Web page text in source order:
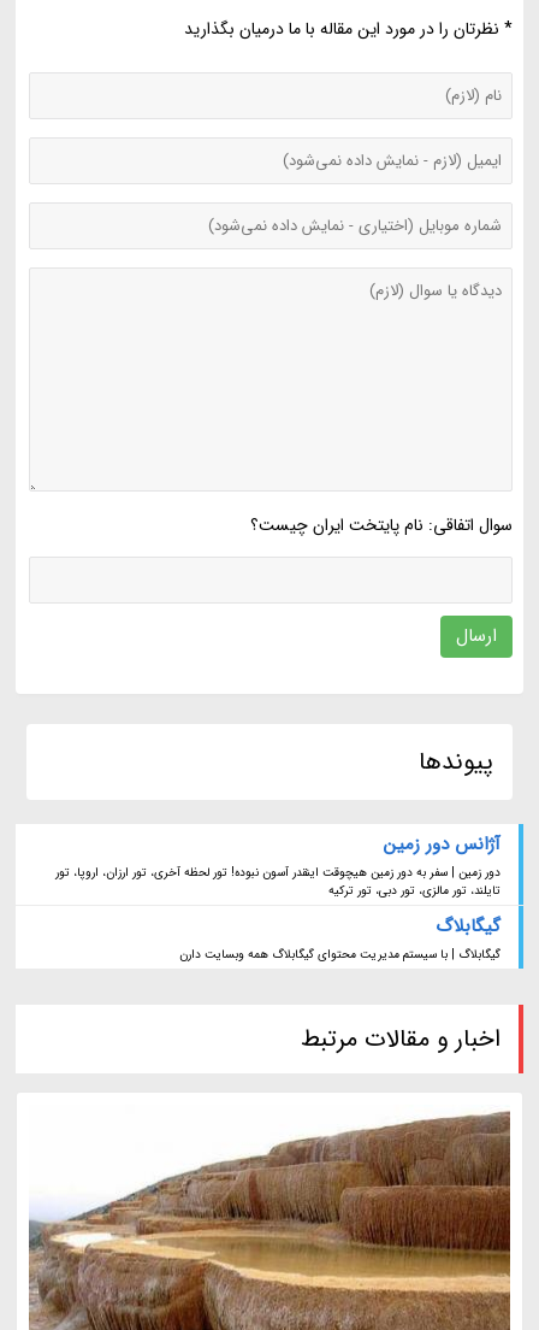
* نظرتان را در مورد این مقاله با ما درمیان بگذارید
سوال اتفاقی: نام پایتخت ایران چیست؟
ارسال
پیوندها
آژانس دور زمین
دور زمین | سفر به دور زمین هیچوقت اینقدر آسون نبوده! تور لحظه آخری، تور ارزان، اروپا، تور
تایلند، تور مالزی، تور دبی، تور ترکیه
گیگابلاگ
گیگابلاگ | با سیستم مدیریت محتوای گیگابلاگ همه وبسایت دارن
اخبار و مقالات مرتبط